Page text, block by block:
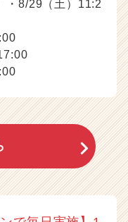
・8/29（土）11:2